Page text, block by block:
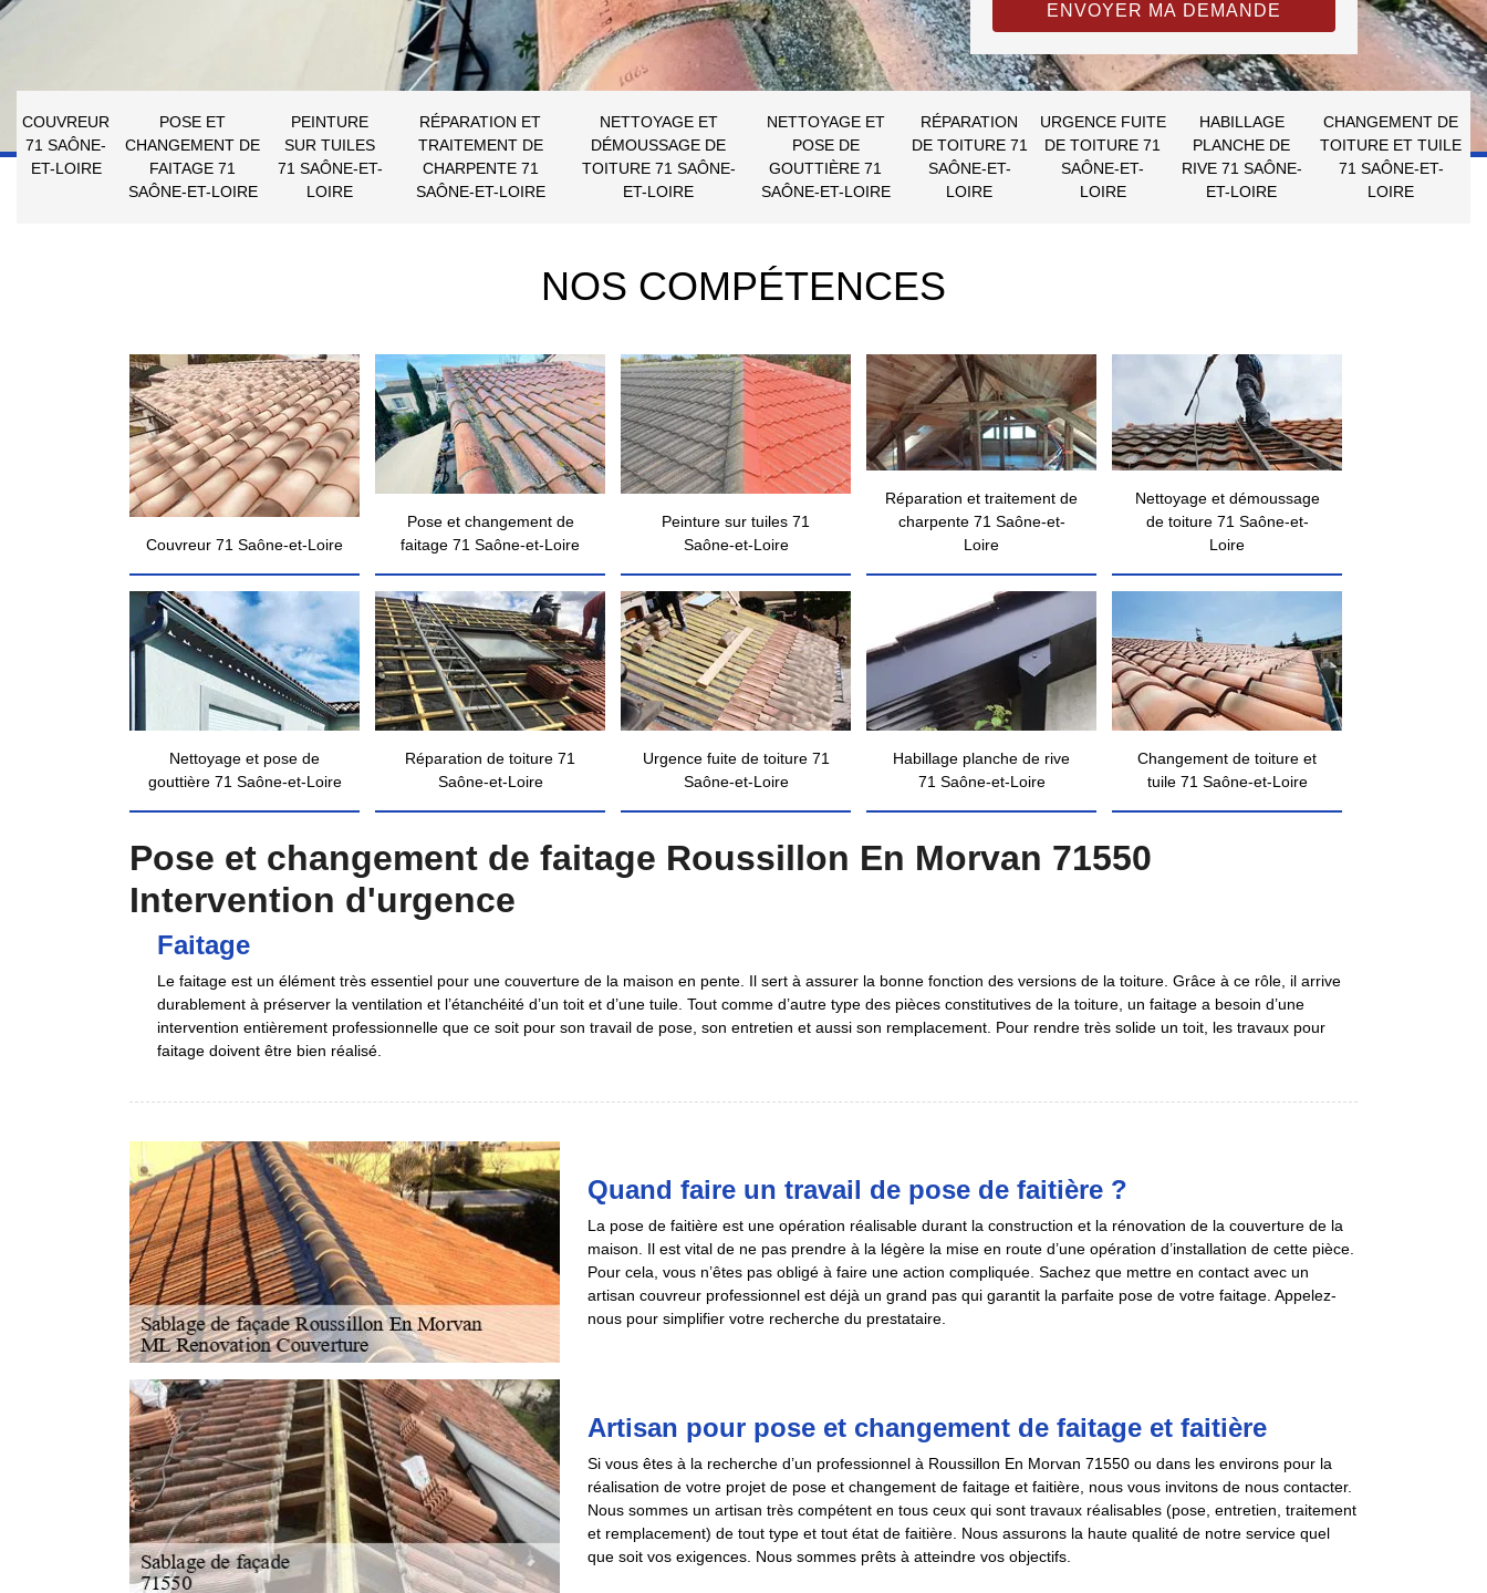
COUVREUR
71 SAÔNE-
ET-LOIRE
POSE ET
CHANGEMENT DE
FAITAGE 71
SAÔNE-ET-LOIRE
PEINTURE
SUR TUILES
71 SAÔNE-ET-
LOIRE
RÉPARATION ET
TRAITEMENT DE
CHARPENTE 71
SAÔNE-ET-LOIRE
NETTOYAGE ET
DÉMOUSSAGE DE
TOITURE 71 SAÔNE-
ET-LOIRE
NETTOYAGE ET
POSE DE
GOUTTIÈRE 71
SAÔNE-ET-LOIRE
RÉPARATION
DE TOITURE 71
SAÔNE-ET-
LOIRE
URGENCE FUITE
DE TOITURE 71
SAÔNE-ET-
LOIRE
HABILLAGE
PLANCHE DE
RIVE 71 SAÔNE-
ET-LOIRE
CHANGEMENT DE
TOITURE ET TUILE
71 SAÔNE-ET-
LOIRE
NOS COMPÉTENCES
Couvreur 71 Saône-et-Loire
Pose et changement de
faitage 71 Saône-et-Loire
Peinture sur tuiles 71
Saône-et-Loire
Réparation et traitement de
charpente 71 Saône-et-
Loire
Nettoyage et démoussage
de toiture 71 Saône-et-
Loire
Nettoyage et pose de
gouttière 71 Saône-et-Loire
Réparation de toiture 71
Saône-et-Loire
Urgence fuite de toiture 71
Saône-et-Loire
Habillage planche de rive
71 Saône-et-Loire
Changement de toiture et
tuile 71 Saône-et-Loire
Pose et changement de faitage Roussillon En Morvan 71550
Intervention d'urgence
Faitage
Le faitage est un élément très essentiel pour une couverture de la maison en pente. Il sert à assurer la bonne fonction des versions de la toiture. Grâce à ce rôle, il arrive
durablement à préserver la ventilation et l’étanchéité d’un toit et d’une tuile. Tout comme d’autre type des pièces constitutives de la toiture, un faitage a besoin d’une
intervention entièrement professionnelle que ce soit pour son travail de pose, son entretien et aussi son remplacement. Pour rendre très solide un toit, les travaux pour
faitage doivent être bien réalisé.
Quand faire un travail de pose de faitière ?
La pose de faitière est une opération réalisable durant la construction et la rénovation de la couverture de la
maison. Il est vital de ne pas prendre à la légère la mise en route d’une opération d’installation de cette pièce.
Pour cela, vous n’êtes pas obligé à faire une action compliquée. Sachez que mettre en contact avec un
artisan couvreur professionnel est déjà un grand pas qui garantit la parfaite pose de votre faitage. Appelez-
nous pour simplifier votre recherche du prestataire.
Artisan pour pose et changement de faitage et faitière
Si vous êtes à la recherche d’un professionnel à Roussillon En Morvan 71550 ou dans les environs pour la
réalisation de votre projet de pose et changement de faitage et faitière, nous vous invitons de nous contacter.
Nous sommes un artisan très compétent en tous ceux qui sont travaux réalisables (pose, entretien, traitement
et remplacement) de tout type et tout état de faitière. Nous assurons la haute qualité de notre service quel
que soit vos exigences. Nous sommes prêts à atteindre vos objectifs.